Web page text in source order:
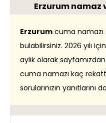
Erzurum namaz
Erzurum cuma
bulabilirsiniz. 2026 yılı
aylık olarak
cuma namazı kaç
sorularınızın yanıtlarını